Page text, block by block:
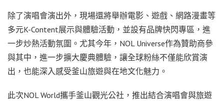
除了演唱會演出外，現場還將舉辦電影、遊戲、網路漫畫等
多元K-Content展示與體驗活動，並設有品牌快閃專區，進
一步炒熱活動氛圍。尤其今年，NOL Universe作為贊助商參
與其中，進一步擴大慶典體驗，讓全球粉絲不僅能欣賞演
出，也能深入感受釜山旅遊與在地文化魅力。
此次NOL World攜手釜山觀光公社，推出結合演唱會與旅遊